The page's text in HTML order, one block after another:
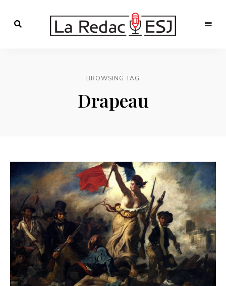
REDAC-
ESJ
BROWSING TAG
Drapeau